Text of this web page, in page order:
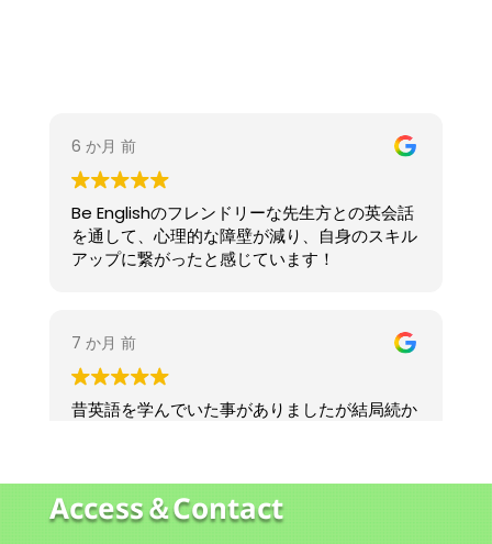
Access＆Contact